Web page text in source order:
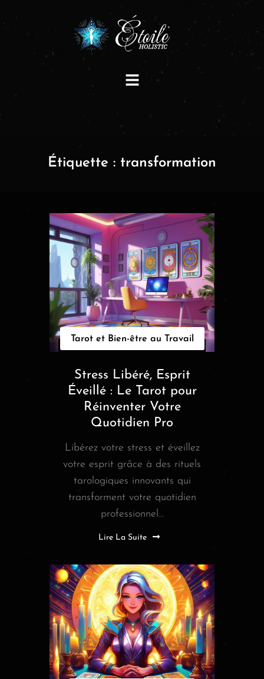
Étiquette : transformation
Tarot et Bien-être au Travail
Stress Libéré, Esprit
Éveillé : Le Tarot pour
Réinventer Votre
Quotidien Pro
Libérez votre stress et éveillez
votre esprit grâce à des rituels
tarologiques innovants qui
transforment votre quotidien
professionnel...
Lire La Suite